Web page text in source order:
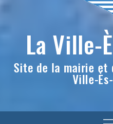
La Ville-
Site de la mairie et
Ville-